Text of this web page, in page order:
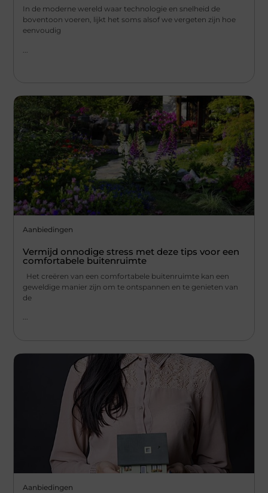
In de moderne wereld waar technologie en snelheid de
boventoon voeren, lijkt het soms alsof we vergeten zijn hoe
eenvoudig
Aanbiedingen
Vermijd onnodige stress met deze tips voor een
comfortabele buitenruimte
Het creëren van een comfortabele buitenruimte kan een
geweldige manier zijn om te ontspannen en te genieten van
de
...
Aanbiedingen